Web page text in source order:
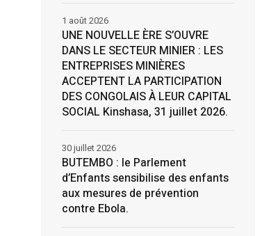
UNE NOUVELLE ÈRE S’OUVRE
DANS LE SECTEUR MINIER : LES
ENTREPRISES MINIÈRES
ACCEPTENT LA PARTICIPATION
DES CONGOLAIS À LEUR CAPITAL
SOCIAL Kinshasa, 31 juillet 2026.
1 août 2026
BUTEMBO : le Parlement
d’Enfants sensibilise des enfants
aux mesures de prévention
contre Ebola.
30 juillet 2026